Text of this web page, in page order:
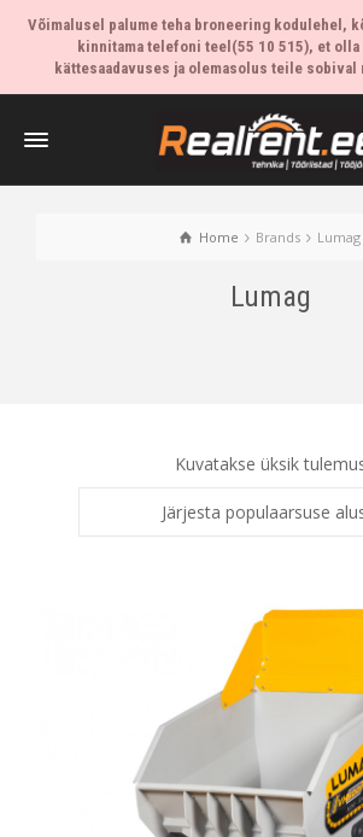
Võimalusel palume teha broneering kodulehel,
kinnitama telefoni teel(55 10 515), et
kättesaadavuses ja olemasolus teile sobival
Home Brands Lumag
Lumag
Kuvatakse üksik
Järjesta populaarsuse